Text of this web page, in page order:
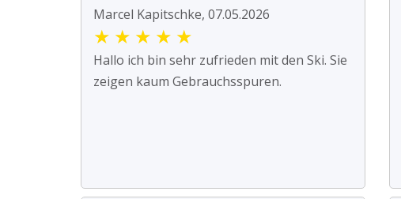
Marcel Kapitschke, 07.05.2026
★ ★ ★ ★ ★
Hallo ich bin sehr zufrieden mit den Ski. Sie
zeigen kaum Gebrauchsspuren.